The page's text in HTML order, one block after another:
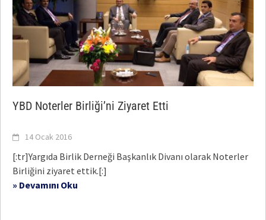
YBD Noterler Birliği’ni Ziyaret Etti
14 Ocak 2016
[:tr]Yargıda Birlik Derneği Başkanlık Divanı olarak Noterler
Birliğini ziyaret ettik.[:]
» Devamını Oku